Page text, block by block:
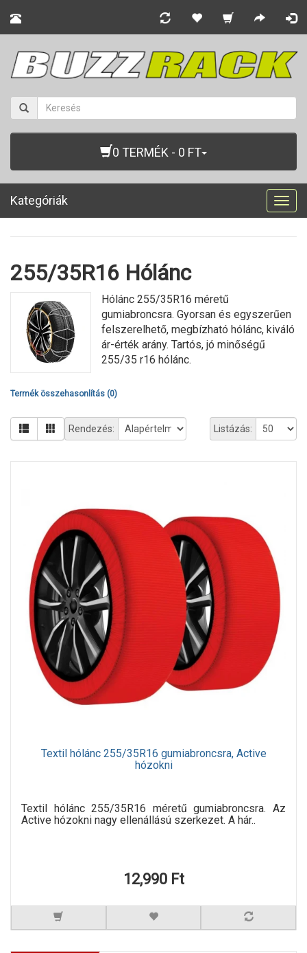
0 TERMÉK - 0 FT
Kategóriák
255/35R16 Hólánc
Hólánc 255/35R16 méretű
gumiabroncsra. Gyorsan és egyszerűen
felszerelhető, megbízható hólánc, kiváló
ár-érték arány. Tartós, jó minőségű
255/35 r16 hólánc.
Termék összehasonlítás (0)
Listázás:
Rendezés:
Textil hólánc 255/35R16 gumiabroncsra, Active
hózokni
Textil hólánc 255/35R16 méretű gumiabroncsra. Az
Active hózokni nagy ellenállású szerkezet. A hár..
12,990 Ft